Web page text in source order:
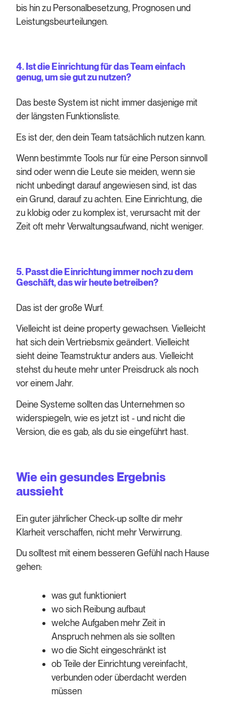
bis hin zu Personalbesetzung, Prognosen und
Leistungsbeurteilungen.
4. Ist die Einrichtung für das Team einfach
genug, um sie gut zu nutzen?
Das beste System ist nicht immer dasjenige mit
der längsten Funktionsliste.
Es ist der, den dein Team tatsächlich nutzen kann.
Wenn bestimmte Tools nur für eine Person sinnvoll
sind oder wenn die Leute sie meiden, wenn sie
nicht unbedingt darauf angewiesen sind, ist das
ein Grund, darauf zu achten. Eine Einrichtung, die
zu klobig oder zu komplex ist, verursacht mit der
Zeit oft mehr Verwaltungsaufwand, nicht weniger.
5. Passt die Einrichtung immer noch zu dem
Geschäft, das wir heute betreiben?
Das ist der große Wurf.
Vielleicht ist deine property gewachsen. Vielleicht
hat sich dein Vertriebsmix geändert. Vielleicht
sieht deine Teamstruktur anders aus. Vielleicht
stehst du heute mehr unter Preisdruck als noch
vor einem Jahr.
Deine Systeme sollten das Unternehmen so
widerspiegeln, wie es jetzt ist - und nicht die
Version, die es gab, als du sie eingeführt hast.
Wie ein gesundes Ergebnis
aussieht
Ein guter jährlicher Check-up sollte dir mehr
Klarheit verschaffen, nicht mehr Verwirrung.
Du solltest mit einem besseren Gefühl nach Hause
gehen:
was gut funktioniert
wo sich Reibung aufbaut
welche Aufgaben mehr Zeit in
Anspruch nehmen als sie sollten
wo die Sicht eingeschränkt ist
ob Teile der Einrichtung vereinfacht,
verbunden oder überdacht werden
müssen